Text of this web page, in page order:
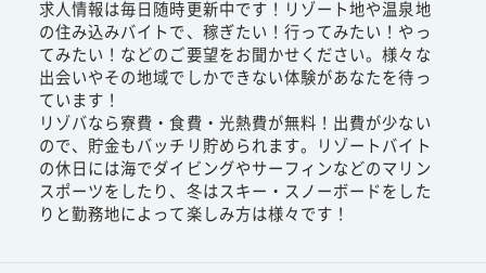
求人情報は毎日随時更新中です！リゾート地や温泉地
の住み込みバイトで、稼ぎたい！行ってみたい！やっ
てみたい！などのご要望をお聞かせください。様々な
出会いやその地域でしかできない体験があなたを待っ
ています！
リゾバなら寮費・食費・光熱費が無料！出費が少ない
ので、貯金もバッチリ貯められます。リゾートバイト
の休日には海でダイビングやサーフィンなどのマリン
スポーツをしたり、冬はスキー・スノーボードをした
りと勤務地によって楽しみ方は様々です！